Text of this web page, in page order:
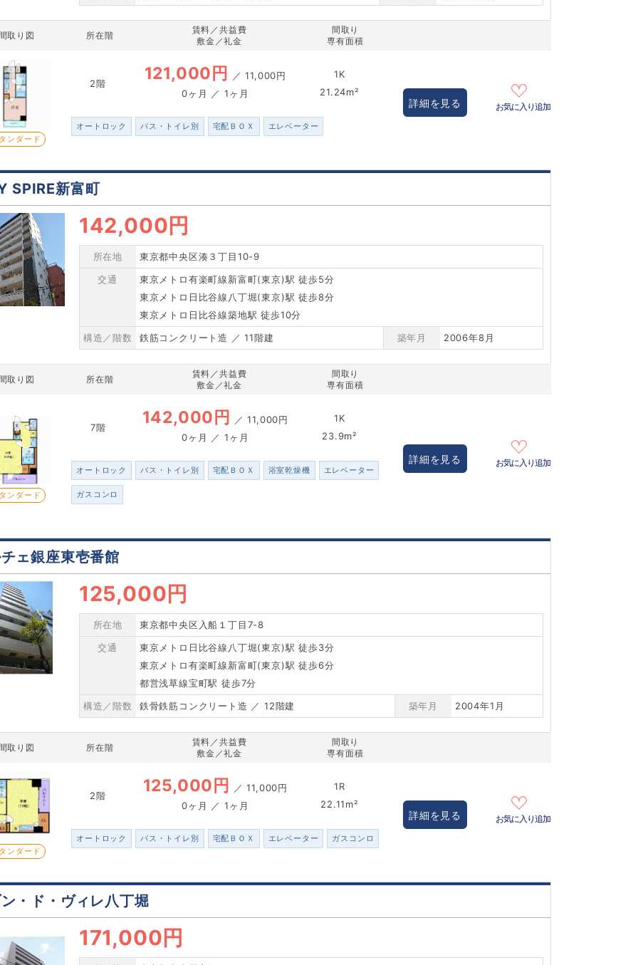
取り図 所在階
賃料／共益費
敷金／礼金
間取り
専有面積
ンダード
2階 121,000円 ／11,000円
0ヶ月 ／ 1ヶ月
1K
21.24m²
オートロック バス・トイレ別 宅配ＢＯＸ エレベーター
詳細を見る お気に入り追加
SPIRE新富町
142,000円
所在地
東京都中央区湊３丁目10-9
交通
東京メトロ有楽町線新富町(東京)駅 徒歩5分
東京メトロ日比谷線八丁堀(東京)駅 徒歩8分
東京メトロ日比谷線築地駅 徒歩10分
構造／階数
鉄筋コンクリート造 ／ 11階建 築年月 2006年8月
取り図 所在階
賃料／共益費
敷金／礼金
間取り
専有面積
ンダード
7階 142,000円 ／11,000円
0ヶ月 ／ 1ヶ月
1K
23.9m²
オートロック バス・トイレ別 宅配ＢＯＸ 浴室乾燥機 エレベーター
ガスコンロ
詳細を見る お気に入り追加
ェ銀座東壱番館
125,000円
所在地
東京都中央区入船１丁目7-8
交通
東京メトロ日比谷線八丁堀(東京)駅 徒歩3分
東京メトロ有楽町線新富町(東京)駅 徒歩6分
都営浅草線宝町駅 徒歩7分
構造／階数
鉄骨鉄筋コンクリート造 ／ 12階建 築年月 2004年1月
取り図 所在階
賃料／共益費
敷金／礼金
間取り
専有面積
ンダード
2階 125,000円 ／11,000円
0ヶ月 ／ 1ヶ月
1R
22.11m²
オートロック バス・トイレ別 宅配ＢＯＸ エレベーター ガスコンロ
詳細を見る お気に入り追加
・ド・ヴィレ八丁堀
171,000円